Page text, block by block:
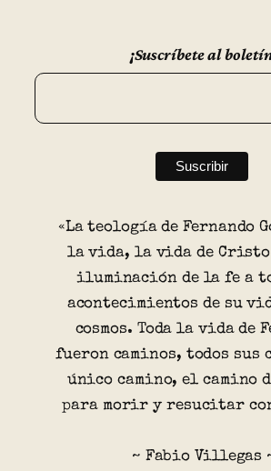
¡Suscríbete al
«La teología de Fernando
la vida, la vida de
iluminación de la fe a
acontecimientos de su
cosmos. Toda la vida de
fueron caminos, todos sus
único camino, el camino
para morir y resucitar
~ Fabio Villegas